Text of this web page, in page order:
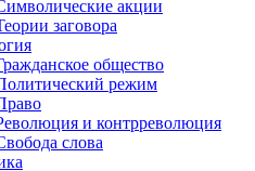
акции
заговора
общество
режим
и контрреволюция
слова